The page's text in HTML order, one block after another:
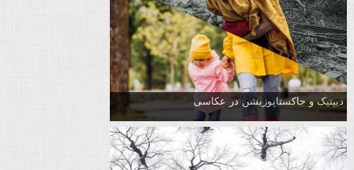
دیپتیک و جاکستا‌پوزیشن در عکاسی